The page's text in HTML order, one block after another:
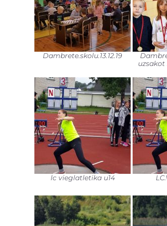
Dambrete.skolu.13.12.19
lc vieglatletika u14